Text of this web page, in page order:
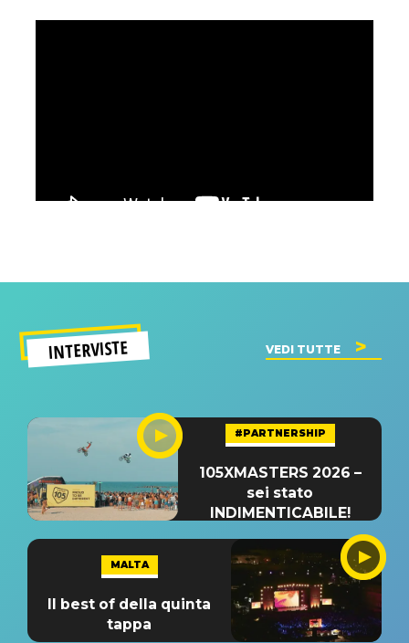
INTERVISTE VEDI TUTTE
#PARTNERSHIP
105XMASTERS 2026 –
sei stato
INDIMENTICABILE!
MALTA
Il best of della quinta
tappa